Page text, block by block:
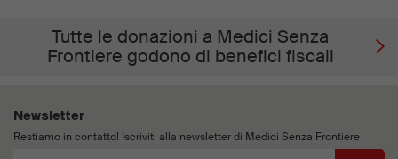
Tutte le donazioni a Medici Senza
Frontiere godono di benefici fiscali
Newsletter
Restiamo in contatto! Iscriviti alla newsletter di Medici Senza Frontiere